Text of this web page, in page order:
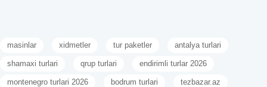
masinlar xidmetler tur paketler antalya turlari
shamaxi turlari qrup turlari endirimli turlar 2026
montenegro turlari 2026 bodrum turlari tezbazar.az